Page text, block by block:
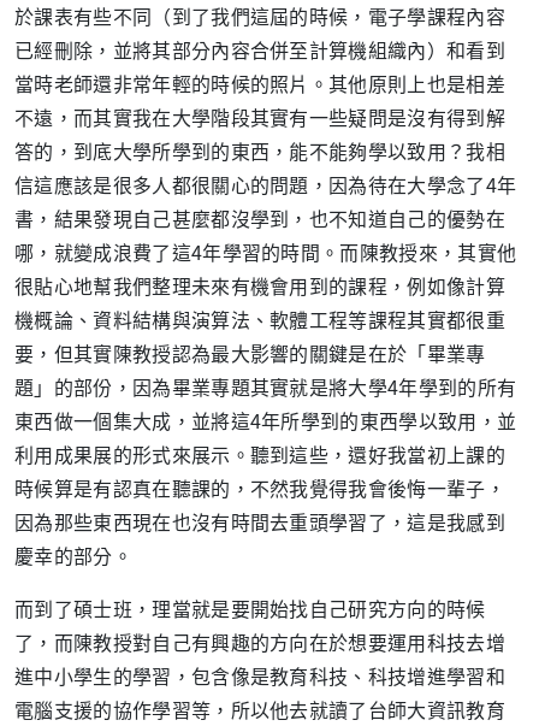
於課表有些不同（到了我們這屆的時候，電子學課程內容
已經刪除，並將其部分內容合併至計算機組織內）和看到
當時老師還非常年輕的時候的照片。其他原則上也是相差
不遠，而其實我在大學階段其實有一些疑問是沒有得到解
答的，到底大學所學到的東西，能不能夠學以致用？我相
信這應該是很多人都很關心的問題，因為待在大學念了4年
書，結果發現自己甚麼都沒學到，也不知道自己的優勢在
哪，就變成浪費了這4年學習的時間。而陳教授來，其實他
很貼心地幫我們整理未來有機會用到的課程，例如像計算
機概論、資料結構與演算法、軟體工程等課程其實都很重
要，但其實陳教授認為最大影響的關鍵是在於「畢業專
題」的部份，因為畢業專題其實就是將大學4年學到的所有
東西做一個集大成，並將這4年所學到的東西學以致用，並
利用成果展的形式來展示。聽到這些，還好我當初上課的
時候算是有認真在聽課的，不然我覺得我會後悔一輩子，
因為那些東西現在也沒有時間去重頭學習了，這是我感到
慶幸的部分。
而到了碩士班，理當就是要開始找自己研究方向的時候
了，而陳教授對自己有興趣的方向在於想要運用科技去增
進中小學生的學習，包含像是教育科技、科技增進學習和
電腦支援的協作學習等，所以他去就讀了台師大資訊教育